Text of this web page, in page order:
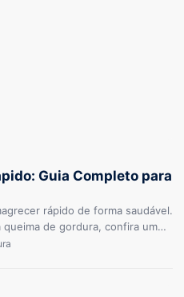
Guia Completo para
rápido de forma saudável.
queima de gordura, confira um…